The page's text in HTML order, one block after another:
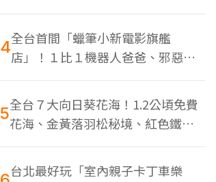
地點曝光
4全台首間「蠟筆小新電影旗艦
店」！１比１機器人爸爸、邪惡正
男，百款周邊買翻
5全台７大向日葵花海！1.2公頃免費
花海、金黃落羽松秘境、紅色鐵橋
同框
台北最好玩「室內親子卡丁車樂